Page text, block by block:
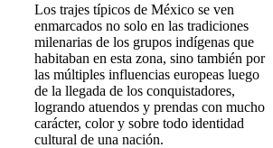
Los trajes típicos de México se ven
enmarcados no solo en las tradiciones
milenarias de los grupos indígenas que
habitaban en esta zona, sino también por
las múltiples influencias europeas luego
de la llegada de los conquistadores,
logrando atuendos y prendas con mucho
carácter, color y sobre todo identidad
cultural de una nación.